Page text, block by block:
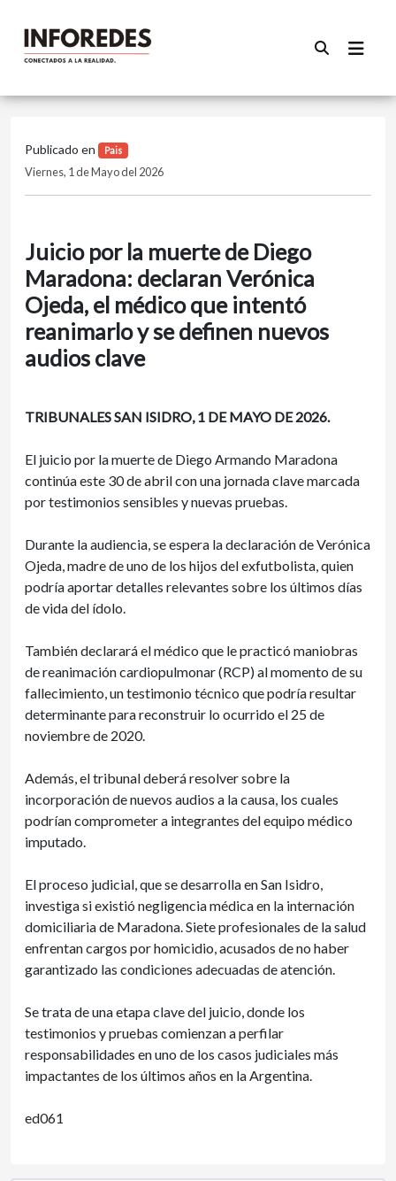
Publicado en Pais
Viernes, 1 de Mayo del 2026
Juicio por la muerte de Diego
Maradona: declaran Verónica
Ojeda, el médico que intentó
reanimarlo y se definen nuevos
audios clave
TRIBUNALES SAN ISIDRO, 1 DE MAYO DE 2026.
El juicio por la muerte de Diego Armando Maradona
continúa este 30 de abril con una jornada clave marcada
por testimonios sensibles y nuevas pruebas.
Durante la audiencia, se espera la declaración de Verónica
Ojeda, madre de uno de los hijos del exfutbolista, quien
podría aportar detalles relevantes sobre los últimos días
de vida del ídolo.
También declarará el médico que le practicó maniobras
de reanimación cardiopulmonar (RCP) al momento de su
fallecimiento, un testimonio técnico que podría resultar
determinante para reconstruir lo ocurrido el 25 de
noviembre de 2020.
Además, el tribunal deberá resolver sobre la
incorporación de nuevos audios a la causa, los cuales
podrían comprometer a integrantes del equipo médico
imputado.
El proceso judicial, que se desarrolla en San Isidro,
investiga si existió negligencia médica en la internación
domiciliaria de Maradona. Siete profesionales de la salud
enfrentan cargos por homicidio, acusados de no haber
garantizado las condiciones adecuadas de atención.
Se trata de una etapa clave del juicio, donde los
testimonios y pruebas comienzan a perfilar
responsabilidades en uno de los casos judiciales más
impactantes de los últimos años en la Argentina.
ed061